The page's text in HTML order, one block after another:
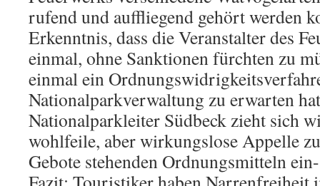
rufend und auffliegend gehört werden
Erkenntnis, dass die Veranstalter des
einmal, ohne Sanktionen fürchten zu
einmal ein
Nationalparkverwaltung zu erwarten
Nationalparkleiter Südbeck zieht sich
wohlfeile, aber wirkungslose Appelle
Gebote stehenden Ordnungsmitteln